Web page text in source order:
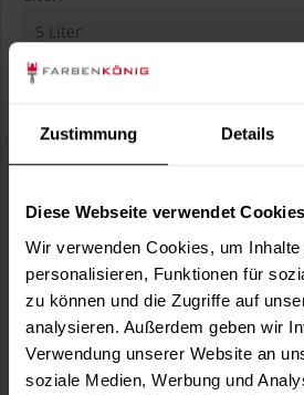
Zustimmung Details
Diese Webseite verwendet Cookies
Wir verwenden Cookies, um
personalisieren, Funktionen für
zu können und die Zugriffe auf
analysieren. Außerdem geben wir
Verwendung unserer Website an
soziale Medien, Werbung und
Verbrauch berechnen
In den
Merken Fragen zum